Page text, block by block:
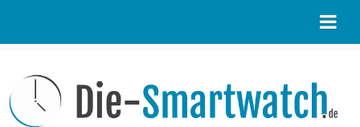
Kontakt / Tipp geben
Impressum